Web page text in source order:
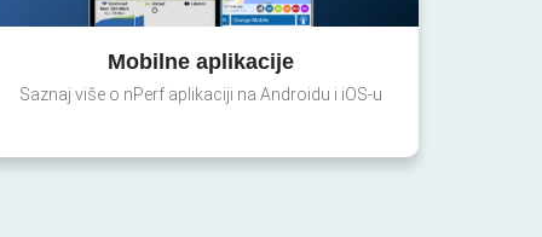
Mobilne aplikacije
Saznaj više o nPerf aplikaciji na Androidu i iOS-u